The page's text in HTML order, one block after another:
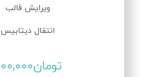
ویرایش قالب
انتقال دیتابیس
تومان